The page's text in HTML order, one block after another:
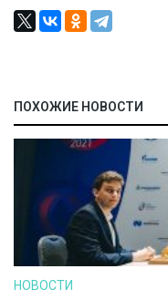
ПОХОЖИЕ НОВОСТИ
НОВОСТИ